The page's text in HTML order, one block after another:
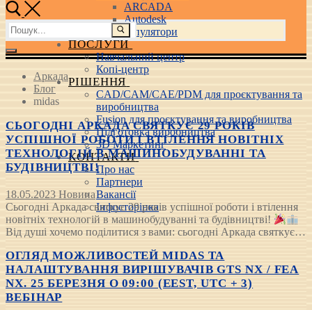
ARCADA
Autodesk
3D маніпулятори
ПОСЛУГИ
Навчальний центр
Копі-центр
РІШЕННЯ
CAD/CAM/CAE/PDM для проєктування та
виробництва
Fusion для проєктування та виробництва
Підготовка виробництва
3D Маркетинг
КОНТАКТИ
Про нас
Партнери
Вакансії
Інфосторінка
Пошук:
Аркада
Блог
midas
СЬОГОДНІ АРКАДА СВЯТКУЄ 29 РОКІВ
УСПІШНОЇ РОБОТИ І ВТІЛЕННЯ НОВІТНІХ
ТЕХНОЛОГІЙ В МАШИНОБУДУВАННІ ТА
БУДІВНИЦТВІ!
18.05.2023 Новина
Сьогодні Аркада святкує 29 років успішної роботи і втілення
новітніх технологій в машинобудуванні та будівництві!
Від душі хочемо поділитися з вами: сьогодні Аркада святкує…
ОГЛЯД МОЖЛИВОСТЕЙ MIDAS ТА
НАЛАШТУВАННЯ ВИРІШУВАЧІВ GTS NX / FEA
NX. 25 БЕРЕЗНЯ О 09:00 (EEST, UTC + 3)
ВЕБІНАР